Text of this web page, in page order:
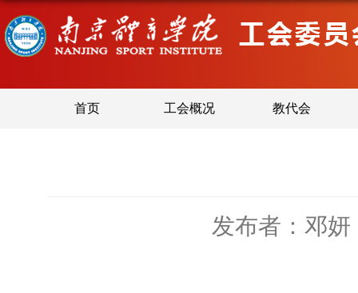
首页 工会概况 教代会
发布者：邓妍